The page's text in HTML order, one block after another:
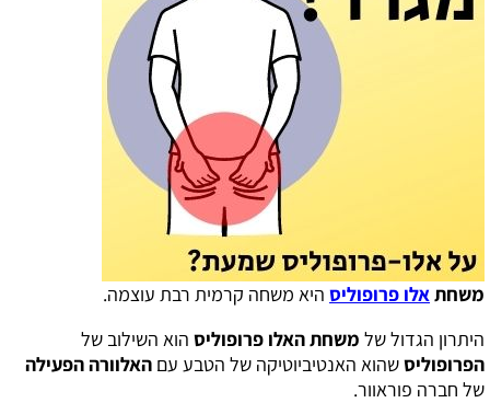
משחתאלו פרופוליס היא משחה קרמית רבת עוצמה.
היתרון הגדול של משחת האלו פרופוליס הוא השילוב של
הפרופוליסשהוא האנטיביוטיקה של הטבע עם האלוורה הפעילה
של חברה פוראוור.